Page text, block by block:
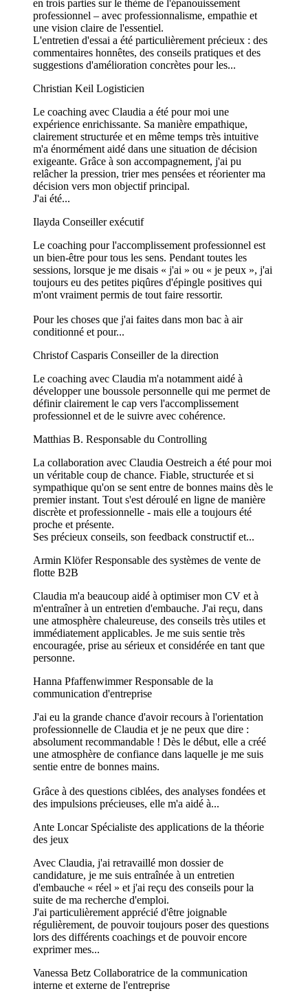
en trois parties sur le thème de l'épanouissement
professionnel – avec professionnalisme, empathie et
une vision claire de l'essentiel.
L'entretien d'essai a été particulièrement précieux : des
commentaires honnêtes, des conseils pratiques et des
suggestions d'amélioration concrètes pour les...
Christian Keil Logisticien
Le coaching avec Claudia a été pour moi une
expérience enrichissante. Sa manière empathique,
clairement structurée et en même temps très intuitive
m'a énormément aidé dans une situation de décision
exigeante. Grâce à son accompagnement, j'ai pu
relâcher la pression, trier mes pensées et réorienter ma
décision vers mon objectif principal.
J'ai été...
Ilayda Conseiller exécutif
Le coaching pour l'accomplissement professionnel est
un bien-être pour tous les sens. Pendant toutes les
sessions, lorsque je me disais « j'ai » ou « je peux », j'ai
toujours eu des petites piqûres d'épingle positives qui
m'ont vraiment permis de tout faire ressortir.
Pour les choses que j'ai faites dans mon bac à air
conditionné et pour...
Christof Casparis Conseiller de la direction
Le coaching avec Claudia m'a notamment aidé à
développer une boussole personnelle qui me permet de
définir clairement le cap vers l'accomplissement
professionnel et de le suivre avec cohérence.
Matthias B. Responsable du Controlling
La collaboration avec Claudia Oestreich a été pour moi
un véritable coup de chance. Fiable, structurée et si
sympathique qu'on se sent entre de bonnes mains dès le
premier instant. Tout s'est déroulé en ligne de manière
discrète et professionnelle - mais elle a toujours été
proche et présente.
Ses précieux conseils, son feedback constructif et...
Armin KlöferResponsable des systèmes de vente de
flotte B2B
Claudia m'a beaucoup aidé à optimiser mon CV et à
m'entraîner à un entretien d'embauche. J'ai reçu, dans
une atmosphère chaleureuse, des conseils très utiles et
immédiatement applicables. Je me suis sentie très
encouragée, prise au sérieux et considérée en tant que
personne.
Hanna PfaffenwimmerResponsable de la
communication d'entreprise
J'ai eu la grande chance d'avoir recours à l'orientation
professionnelle de Claudia et je ne peux que dire :
absolument recommandable ! Dès le début, elle a créé
une atmosphère de confiance dans laquelle je me suis
sentie entre de bonnes mains.
Grâce à des questions ciblées, des analyses fondées et
des impulsions précieuses, elle m'a aidé à...
Ante LoncarSpécialiste des applications de la théorie
des jeux
Avec Claudia, j'ai retravaillé mon dossier de
candidature, je me suis entraînée à un entretien
d'embauche « réel » et j'ai reçu des conseils pour la
suite de ma recherche d'emploi.
J'ai particulièrement apprécié d'être joignable
régulièrement, de pouvoir toujours poser des questions
lors des différents coachings et de pouvoir encore
exprimer mes...
Vanessa Betz Collaboratrice de la communication
interne et externe de l'entreprise